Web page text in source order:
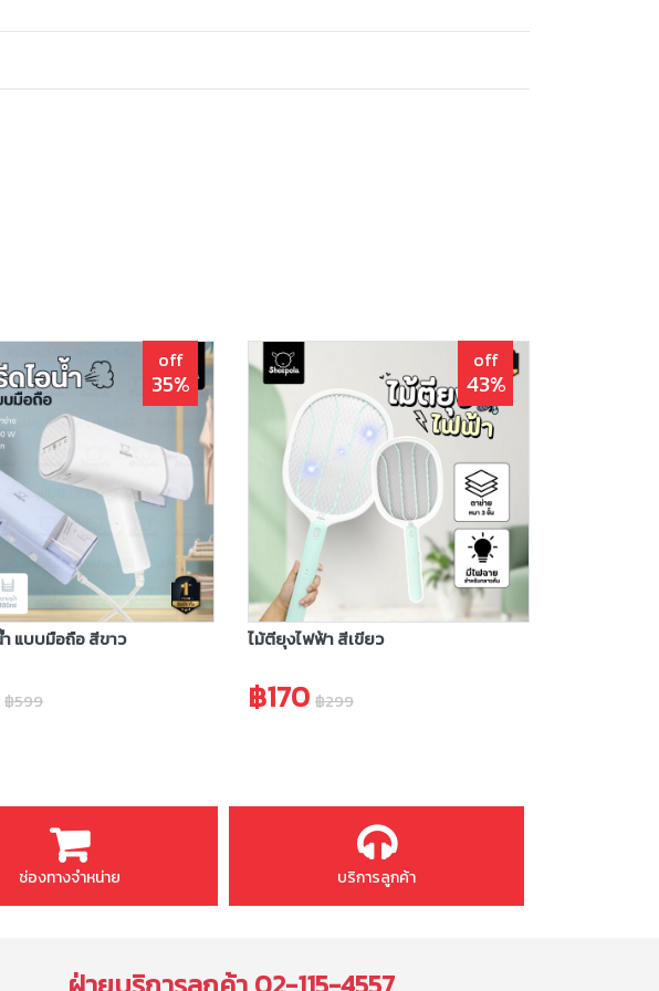
off
35%
เตารีดไอน้ำ แบบมือถือ สีขาว
฿599
off
43%
ไม้ตียุงไฟฟ้า สีเขียว
฿170 ฿299
ช่องทางจำหน่าย บริการลูกค้า